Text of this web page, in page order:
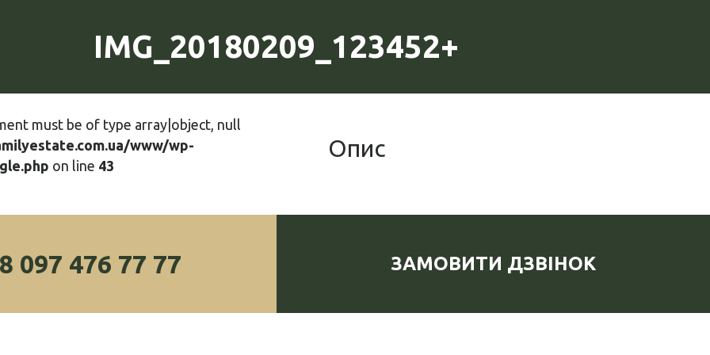
IMG_20180209_123452+
Опис
must be of type array|object, null
www/wp-
on line 43
097 476 77 77 ЗАМОВИТИ ДЗВІНОК